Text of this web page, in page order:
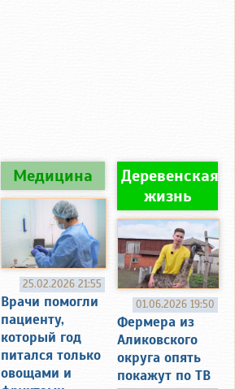
Медицина
25.02.2026 21:55
Врачи помогли
пациенту,
который год
питался только
овощами и
Деревенская
жизнь
01.06.2026 19:50
Фермера из
Аликовского
округа опять
покажут по ТВ